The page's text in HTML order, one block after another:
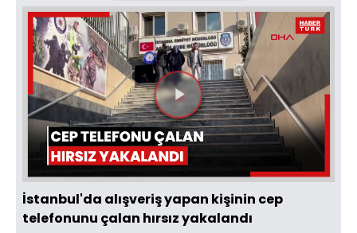
Videoyu
Oynat
İstanbul'da alışveriş yapan kişinin cep
telefonunu çalan hırsız yakalandı